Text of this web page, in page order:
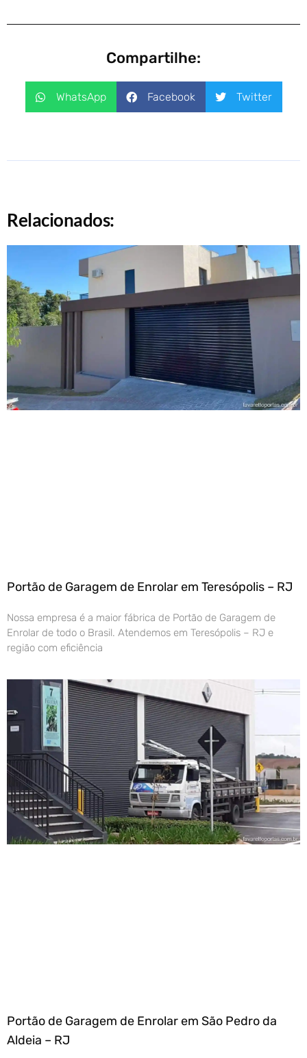
Compartilhe:
WhatsApp Facebook Twitter
Relacionados:
Portão de Garagem de Enrolar em Teresópolis – RJ
Nossa empresa é a maior fábrica de Portão de Garagem de
Enrolar de todo o Brasil. Atendemos em Teresópolis – RJ e
região com eficiência
Portão de Garagem de Enrolar em São Pedro da
Aldeia – RJ